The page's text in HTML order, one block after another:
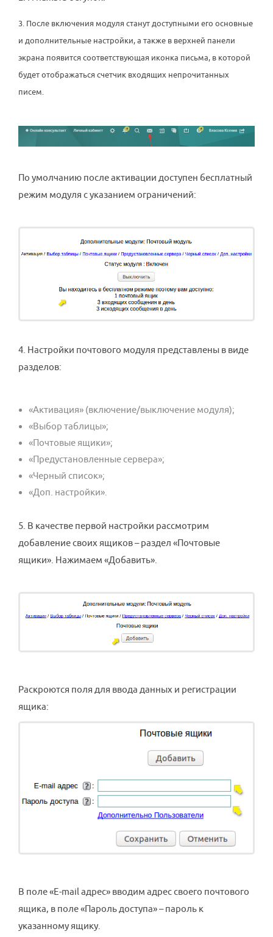
3. После включения модуля станут доступными его основные
и дополнительные настройки, а также в верхней панели
экрана появится соответствующая иконка письма, в которой
будет отображаться счетчик входящих непрочитанных
писем.
По умолчанию после активации доступен бесплатный
режим модуля с указанием ограничений:
4. Настройки почтового модуля представлены в виде
разделов:
«Активация» (включение/выключение модуля);
«Выбор таблицы»;
«Почтовые ящики»;
«Предустановленные сервера»;
«Черный список»;
«Доп. настройки».
5. В качестве первой настройки рассмотрим
добавление своих ящиков – раздел «Почтовые
ящики». Нажимаем «Добавить».
Раскроются поля для ввода данных и регистрации
ящика:
В поле «E-mail адрес» вводим адрес своего почтового
ящика, в поле «Пароль доступа» – пароль к
указанному ящику.